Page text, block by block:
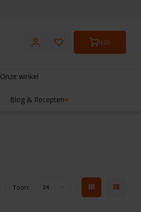
0,00
Onze winkel
Blog & Recepten
Toon: 24